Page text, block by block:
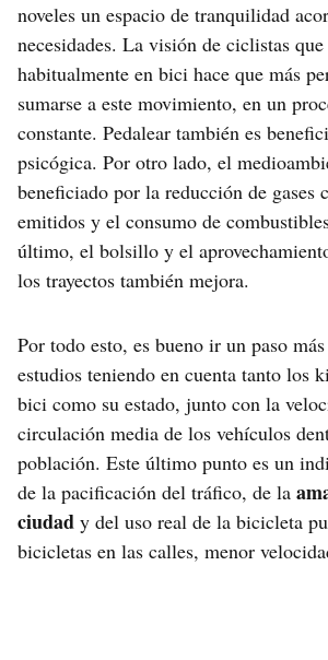
noveles un espacio de tranquilidad
necesidades. La visión de ciclistas que
habitualmente en bici hace que más
sumarse a este movimiento, en un
constante. Pedalear también es
psicógica. Por otro lado, el
beneficiado por la reducción de gases
emitidos y el consumo de
último, el bolsillo y el
los trayectos también mejora.
Por todo esto, es bueno ir un paso
estudios teniendo en cuenta tanto los
bici como su estado, junto con la
circulación media de los vehículos
población. Este último punto es un
de la pacificación del tráfico, de la
ciudad y del uso real de la bicicleta
bicicletas en las calles, menor